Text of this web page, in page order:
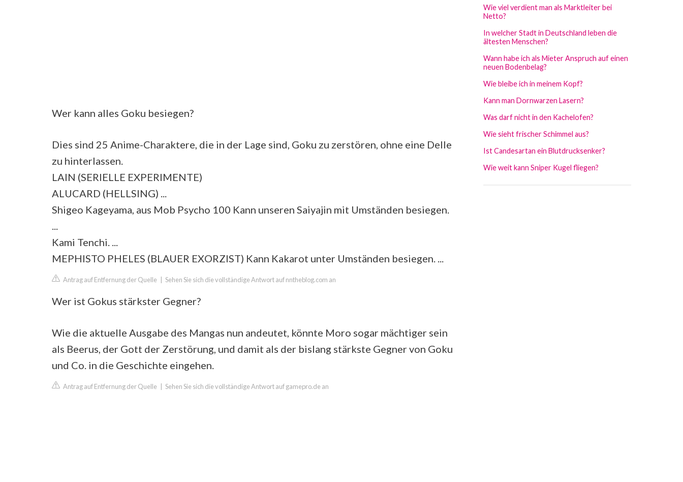
Wer kann alles Goku besiegen?
Dies sind 25 Anime-Charaktere, die in der Lage sind, Goku zu zerstören, ohne eine Delle
zu hinterlassen.
LAIN (SERIELLE EXPERIMENTE)
ALUCARD (HELLSING) ...
Shigeo Kageyama, aus Mob Psycho 100 Kann unseren Saiyajin mit Umständen besiegen.
...
Kami Tenchi. ...
MEPHISTO PHELES (BLAUER EXORZIST) Kann Kakarot unter Umständen besiegen. ...
Antrag auf Entfernung der Quelle Sehen Sie sich die vollständige Antwort auf nntheblog.com an
Wer ist Gokus stärkster Gegner?
Wie die aktuelle Ausgabe des Mangas nun andeutet, könnte Moro sogar mächtiger sein
als Beerus, der Gott der Zerstörung, und damit als der bislang stärkste Gegner von Goku
und Co. in die Geschichte eingehen.
Antrag auf Entfernung der Quelle Sehen Sie sich die vollständige Antwort auf gamepro.de an
Wie viel verdient man als Marktleiter bei
Netto?
In welcher Stadt in Deutschland leben die
ältesten Menschen?
Wann habe ich als Mieter Anspruch auf einen
neuen Bodenbelag?
Wie bleibe ich in meinem Kopf?
Kann man Dornwarzen Lasern?
Was darf nicht in den Kachelofen?
Wie sieht frischer Schimmel aus?
Ist Candesartan ein Blutdrucksenker?
Wie weit kann Sniper Kugel fliegen?